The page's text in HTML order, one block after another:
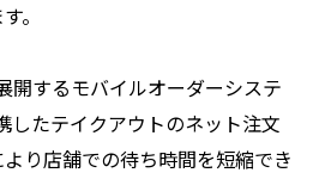
。
開するモバイルオーダーシステ
したテイクアウトのネット注文
り店舗での待ち時間を短縮でき